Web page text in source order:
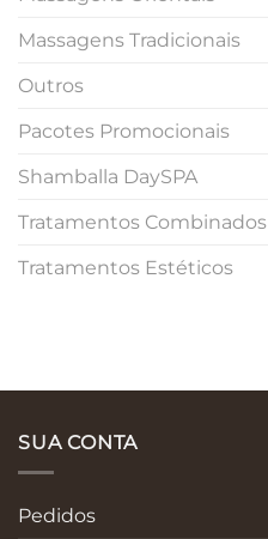
Massagens Tradicionais
Outros
Pacotes Promocionais
Shamballa DaySPA
Tratamentos Combinados
Tratamentos Estéticos
SUA CONTA
Pedidos